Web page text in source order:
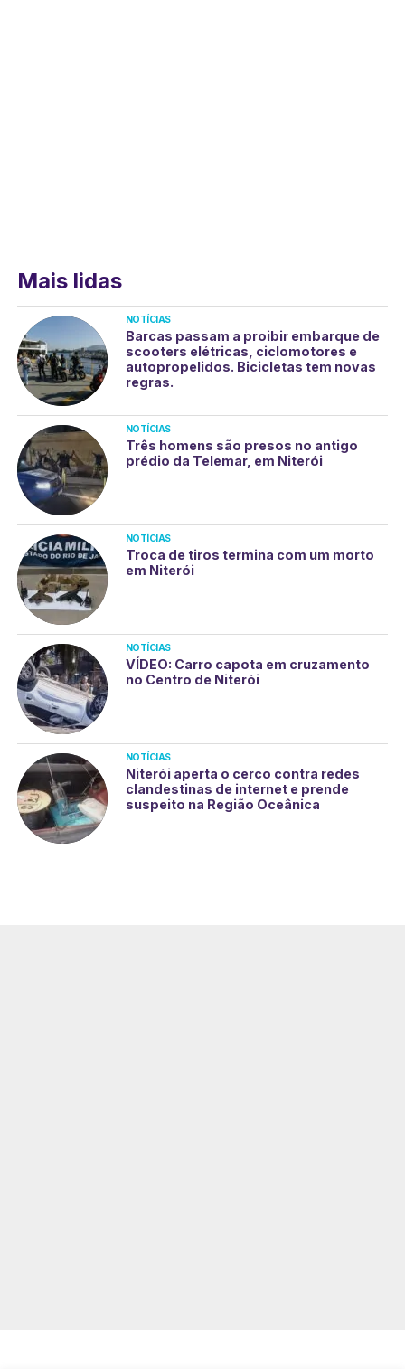
Mais lidas
NOTÍCIAS
Barcas passam a proibir embarque de
scooters elétricas, ciclomotores e
autopropelidos. Bicicletas tem novas
regras.
NOTÍCIAS
Três homens são presos no antigo
prédio da Telemar, em Niterói
NOTÍCIAS
Troca de tiros termina com um morto
em Niterói
NOTÍCIAS
VÍDEO: Carro capota em cruzamento
no Centro de Niterói
NOTÍCIAS
Niterói aperta o cerco contra redes
clandestinas de internet e prende
suspeito na Região Oceânica